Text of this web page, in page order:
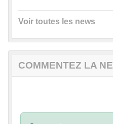
Voir toutes les news
COMMENTEZ LA